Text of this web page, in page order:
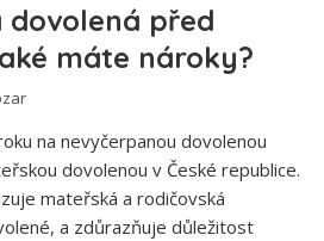
dovolená před
máte nároky?
na nevyčerpanou dovolenou
dovolenou v České republice.
mateřská a rodičovská
a zdůrazňuje důležitost